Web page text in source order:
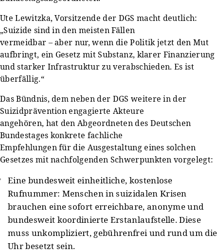
Ute Lewitzka, Vorsitzende der DGS macht deutlich:
„Suizide sind in den meisten Fällen
vermeidbar – aber nur, wenn die Politik jetzt den Mut
aufbringt, ein Gesetz mit Substanz, klarer Finanzierung
und starker Infrastruktur zu verabschieden. Es ist
überfällig.“
Das Bündnis, dem neben der DGS weitere in der
Suizidprävention engagierte Akteure
angehören, hat den Abgeordneten des Deutschen
Bundestages konkrete fachliche
Empfehlungen für die Ausgestaltung eines solchen
Gesetzes mit nachfolgenden Schwerpunkten vorgelegt:
Eine bundesweit einheitliche, kostenlose
Rufnummer: Menschen in suizidalen Krisen
brauchen eine sofort erreichbare, anonyme und
bundesweit koordinierte Erstanlaufstelle. Diese
muss unkompliziert, gebührenfrei und rund um die
Uhr besetzt sein.